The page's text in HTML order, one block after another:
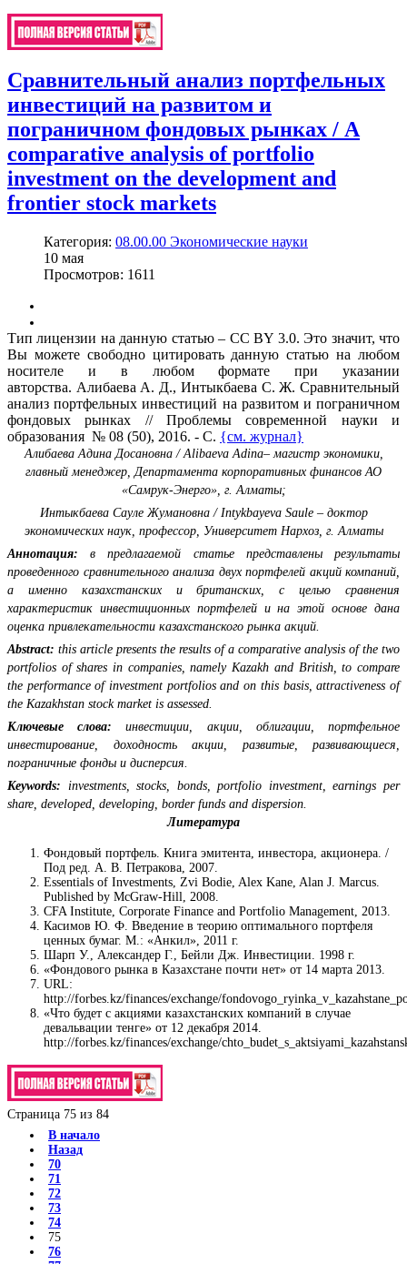
Сравнительный анализ портфельных
инвестиций на развитом и
пограничном фондовых рынках / A
comparative analysis of portfolio
investment on the development and
frontier stock markets
Категория: 08.00.00 Экономические науки
10 мая
Просмотров: 1611
Тип лицензии на данную статью – CC BY 3.0. Это значит, что
Вы можете свободно цитировать данную статью на любом
носителе и в любом формате при указании
авторства. Алибаева А. Д., Интыкбаева С. Ж. Сравнительный
анализ портфельных инвестиций на развитом и пограничном
фондовых рынках // Проблемы современной науки и
образования № 08 (50), 2016. - С. {см. журнал}
Алибаева Адина Досановна / Alibaeva Adina– магистр экономики,
главный менеджер, Департамента корпоративных финансов АО
«Самрук-Энерго», г. Алматы;
Интыкбаева Сауле Жумановна / Intykbayeva Saule – доктор
экономических наук, профессор, Университет Нархоз, г. Алматы
Аннотация:в предлагаемой статье представлены результаты
проведенного сравнительного анализа двух портфелей акций компаний,
a именно казахстанских и британских, с целью сравнения
характеристик инвестиционных портфелей и на этой основе дана
оценка привлекательности казахстанского рынка акций.
Abstract: this article presents the results of a comparative analysis of the two
portfolios of shares in companies, namely Kazakh and British, to compare
the performance of investment portfolios and on this basis, attractiveness of
the Kazakhstan stock market is assessed.
Ключевые слова: инвестиции, акции, облигации, портфельное
инвестирование, доходность акции, развитые, развивающиеся,
пограничные фонды и дисперсия.
Keywords: investments, stocks, bonds, portfolio investment, earnings per
share, developed, developing, border funds and dispersion.
Литература
Фондовый портфель. Книга эмитента, инвестора, акционера. /
Под ред. А. В. Петракова, 2007.
Essentials of Investments, Zvi Bodie, Alex Kane, Alan J. Marcus.
Published by McGraw-Hill, 2008.
CFA Institute, Corporate Finance and Portfolio Management, 2013.
Касимов Ю. Ф. Введение в теорию оптимального портфеля
ценных бумаг. М.: «Анкил», 2011 г.
Шарп У., Александер Г., Бейли Дж. Инвестиции. 1998 г.
«Фондового рынка в Казахстане почти нет» от 14 марта 2013.
URL:
http://forbes.kz/finances/exchange/
«Что будет с акциями казахстанских компаний в случае
девальвации тенге» от 12 декабря 2014.
http://forbes.kz/finances/exchange/
Страница 75 из 84
В начало
Назад
70
71
72
73
74
75
76